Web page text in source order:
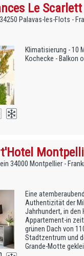
Le
Palavas-les-Flots -
Klimatisierung - 10
Kochecke - Balkon
34000 Montpellier -
Eine
Authentizität der
Jahrhundert, in den
Appartement-in
grünen Dach von
Stadtzentrum und
Grande-Motte